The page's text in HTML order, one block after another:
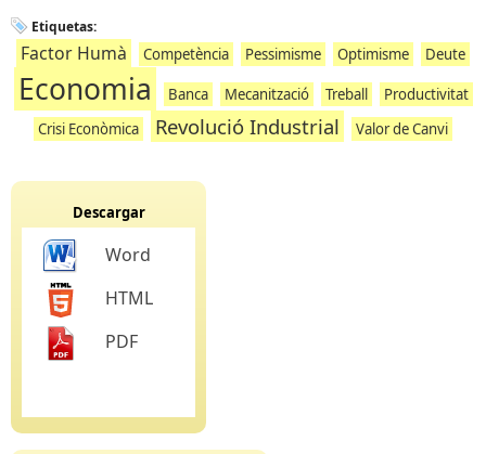
Etiquetas:
Factor Humà Competència Pessimisme Optimisme Deute
Economia Banca Mecanització Treball
Productivitat
Crisi Econòmica
Revolució Industrial Valor de Canvi
Descargar
Word
HTML
PDF